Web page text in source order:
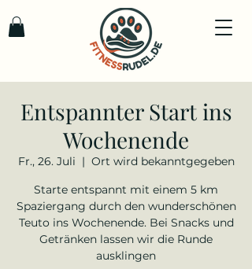
Entspannter Start ins
Wochenende
Fr., 26. Juli
  |
Ort wird bekanntgegeben
Starte entspannt mit einem 5 km
Spaziergang durch den wunderschönen
Teuto ins Wochenende. Bei Snacks und
Getränken lassen wir die Runde
ausklingen